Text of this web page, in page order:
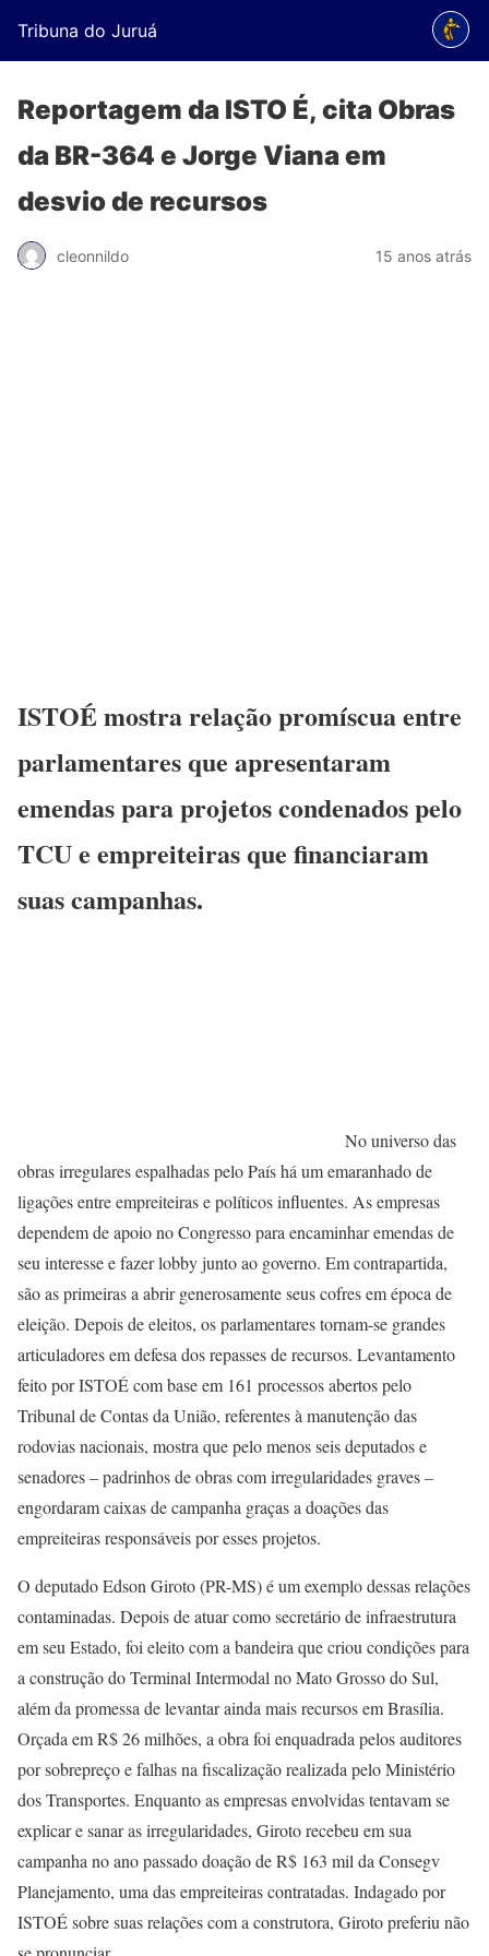
Tribuna do Juruá
Reportagem da ISTO É, cita Obras
da BR-364 e Jorge Viana em
desvio de recursos
cleonnildo 15 anos atrás
ISTOÉ mostra relação promíscua entre
parlamentares que apresentaram
emendas para projetos condenados pelo
TCU e empreiteiras que financiaram
suas campanhas.
No universo das
obras irregulares espalhadas pelo País há um emaranhado de
ligações entre empreiteiras e políticos influentes. As empresas
dependem de apoio no Congresso para encaminhar emendas de
seu interesse e fazer lobby junto ao governo. Em contrapartida,
são as primeiras a abrir generosamente seus cofres em época de
eleição. Depois de eleitos, os parlamentares tornam-se grandes
articuladores em defesa dos repasses de recursos. Levantamento
feito por ISTOÉ com base em 161 processos abertos pelo
Tribunal de Contas da União, referentes à manutenção das
rodovias nacionais, mostra que pelo menos seis deputados e
senadores – padrinhos de obras com irregularidades graves –
engordaram caixas de campanha graças a doações das
empreiteiras responsáveis por esses projetos.
O deputado Edson Giroto (PR-MS) é um exemplo dessas relações
contaminadas. Depois de atuar como secretário de infraestrutura
em seu Estado, foi eleito com a bandeira que criou condições para
a construção do Terminal Intermodal no Mato Grosso do Sul,
além da promessa de levantar ainda mais recursos em Brasília.
Orçada em R$ 26 milhões, a obra foi enquadrada pelos auditores
por sobrepreço e falhas na fiscalização realizada pelo Ministério
dos Transportes. Enquanto as empresas envolvidas tentavam se
explicar e sanar as irregularidades, Giroto recebeu em sua
campanha no ano passado doação de R$ 163 mil da Consegv
Planejamento, uma das empreiteiras contratadas. Indagado por
ISTOÉ sobre suas relações com a construtora, Giroto preferiu não